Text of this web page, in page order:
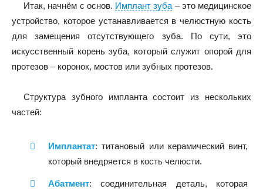
Итак, начнём с основ. Имплант зуба – это медицинское
устройство, которое устанавливается в челюстную кость
для замещения отсутствующего зуба. По сути, это
искусственный корень зуба, который служит опорой для
протезов – коронок, мостов или зубных протезов.
Структура зубного импланта состоит из нескольких
частей:
Имплантат: титановый или керамический винт,
который внедряется в кость челюсти.
Абатмент: соединительная деталь, которая